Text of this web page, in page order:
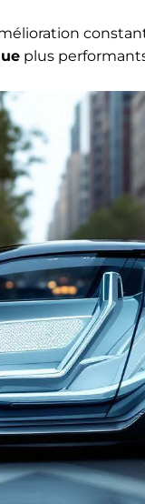
plus